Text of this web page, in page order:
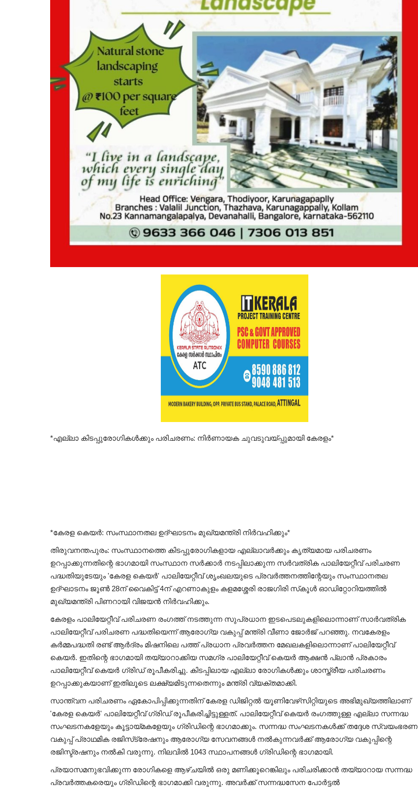
*എല്ലാ കിടപ്പുരോഗികള്‍ക്കും പരിചരണം: നിര്‍ണായക ചുവടുവയ്പ്പുമായി കേരളം*
*കേരള കെയര്‍: സംസ്ഥാനതല ഉദ്ഘാടനം മുഖ്യമന്ത്രി നിര്‍വഹിക്കും*
തിരുവനന്തപുരം: സംസ്ഥാനത്തെ കിടപ്പുരോഗികളായ എല്ലാവര്‍ക്കും കൃത്യമായ പരിചരണം
ഉറപ്പാക്കുന്നതിന്റെ ഭാഗമായി സംസ്ഥാന സര്‍ക്കാര്‍ നടപ്പിലാക്കുന്ന സര്‍വത്രിക പാലിയേറ്റീവ് പരിചരണ
പദ്ധതിയുടേയും 'കേരള കെയര്‍' പാലിയേറ്റീവ് ശൃംഖലയുടെ പ്രവര്‍ത്തനത്തിന്റേയും സംസ്ഥാനതല
ഉദ്ഘാടനം ജൂണ്‍ 28ന് വൈകിട്ട് 4ന് എറണാകുളം കളമശ്ശേരി രാജഗിരി സ്‌കൂള്‍ ഓഡിറ്റോറിയത്തില്‍
മുഖ്യമന്ത്രി പിണറായി വിജയന്‍ നിര്‍വഹിക്കും.
കേരളം പാലിയേറ്റീവ് പരിചരണ രംഗത്ത് നടത്തുന്ന സുപ്രധാന ഇടപെടലുകളിലൊന്നാണ് സാര്‍വത്രിക
പാലിയേറ്റീവ് പരിചരണ പദ്ധതിയെന്ന് ആരോഗ്യ വകുപ്പ് മന്ത്രി വീണാ ജോര്‍ജ് പറഞ്ഞു. നവകേരളം
കര്‍മ്മപദ്ധതി രണ്ട് ആര്‍ദ്രം മിഷനിലെ പത്ത് പ്രധാന പ്രവര്‍ത്തന മേഖലകളിലൊന്നാണ് പാലിയേറ്റീവ്
കെയര്‍. ഇതിന്റെ ഭാഗമായി തയ്യാറാക്കിയ സമഗ്ര പാലിയേറ്റീവ് കെയര്‍ ആക്ഷന്‍ പ്ലാന്‍ പ്രകാരം
പാലിയേറ്റീവ് കെയര്‍ ഗ്രിഡ് രൂപീകരിച്ചു. കിടപ്പിലായ എല്ലാ രോഗികള്‍ക്കും ശാസ്ത്രീയ പരിചരണം
ഉറപ്പാക്കുകയാണ് ഇതിലൂടെ ലക്ഷ്യമിടുന്നതെന്നും മന്ത്രി വ്യക്തമാക്കി.
സാന്ത്വന പരിചരണം ഏകോപിപ്പിക്കുന്നതിന് കേരള ഡിജിറ്റല്‍ യൂണിവേഴ്‌സിറ്റിയുടെ അഭിമുഖ്യത്തിലാണ്
'കേരള കെയര്‍' പാലിയേറ്റീവ് ഗ്രിഡ് രൂപീകരിച്ചിട്ടുള്ളത്. പാലിയേറ്റീവ് കെയര്‍ രംഗത്തുള്ള എല്ലാ സന്നദ്ധ
സംഘടനകളേയും കൂട്ടായ്മകളേയും ഗ്രിഡിന്റെ ഭാഗമാക്കും. സന്നദ്ധ സംഘടനകള്‍ക്ക് തദ്ദേശ സ്വയംഭരണ
വകുപ്പ് പ്രാഥമിക രജിസ്‌ട്രേഷനും ആരോഗ്യ സേവനങ്ങള്‍ നല്‍കുന്നവര്‍ക്ക് ആരോഗ്യ വകുപ്പിന്റെ
രജിസ്ട്രഷനും നല്‍കി വരുന്നു. നിലവില്‍ 1043 സ്ഥാപനങ്ങള്‍ ഗ്രിഡിന്റെ ഭാഗമായി.
പ്രയാസമനുഭവിക്കുന്ന രോഗികളെ ആഴ്ചയില്‍ ഒരു മണിക്കൂറെങ്കിലും പരിചരിക്കാന്‍ തയ്യാറായ സന്നദ്ധ
പ്രവര്‍ത്തകരെയും ഗ്രിഡിന്റെ ഭാഗമാക്കി വരുന്നു. അവര്‍ക്ക് സന്നദ്ധസേന പോര്‍ട്ടല്‍